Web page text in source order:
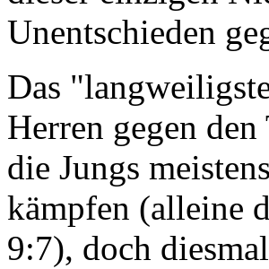
Unentschieden
Das
Herren gegen
die Jungs
kämpfen (alleine
9:7), doch